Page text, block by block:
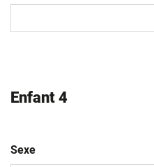
MM
Enfant 4
Sexe